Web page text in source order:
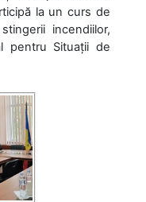
la un curs de
incendiilor,
pentru Situații de